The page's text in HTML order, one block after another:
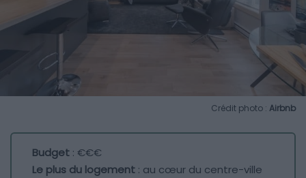
Crédit photo : Airbnb
Budget : €€€
Le plus du logement : au cœur du centre-ville